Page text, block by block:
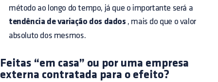
método ao longo do tempo, já que o importante será a
tendência de variação dos dados , mais do que o valor
absoluto dos mesmos.
Feitas “em casa” ou por uma empresa
externa contratada para o efeito?